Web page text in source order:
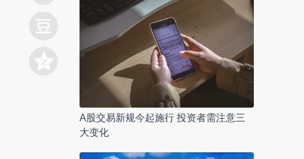
A股交易新规今起施行 投资者需注意三
大变化